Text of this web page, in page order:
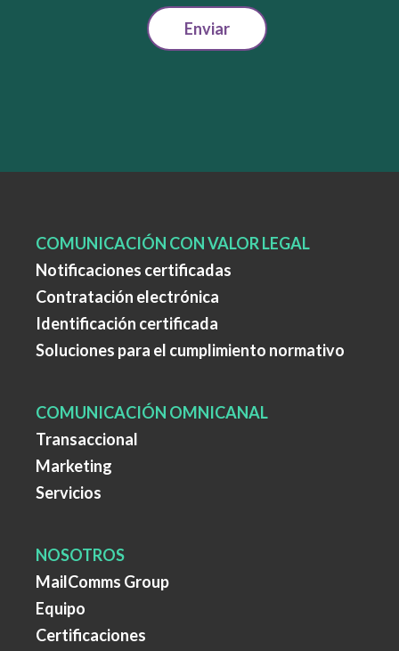
Enviar
COMUNICACIÓN CON VALOR LEGAL
Notificaciones certificadas
Contratación electrónica
Identificación certificada
Soluciones para el cumplimiento normativo
COMUNICACIÓN OMNICANAL
Transaccional
Marketing
Servicios
NOSOTROS
MailComms Group
Equipo
Certificaciones